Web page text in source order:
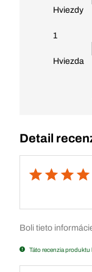
Hviezdy
1
Hviezda
Detail
Boli tieto
Táto recenzia